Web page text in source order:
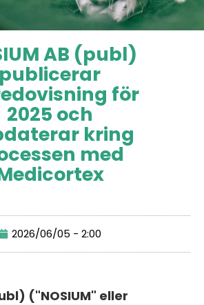
AB (publ)
publicerar
för
2025 och
kring
med
2026/06/05 - 2:00
("NOSIUM" eller